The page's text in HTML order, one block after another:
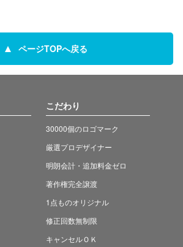
ページTOPへ戻る
こだわり
30000個のロゴマーク
厳選プロデザイナー
明朗会計・追加料金ゼロ
著作権完全譲渡
1点ものオリジナル
修正回数無制限
キャンセルＯＫ